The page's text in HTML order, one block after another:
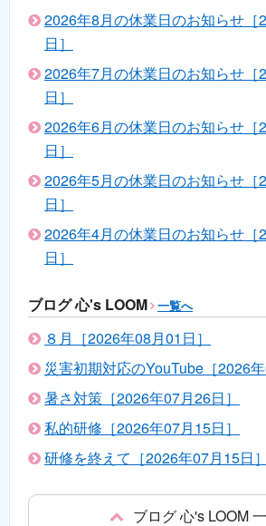
2026年8月の休業日のお知らせ［
日］
2026年7月の休業日のお知らせ［
日］
2026年6月の休業日のお知らせ［
日］
2026年5月の休業日のお知らせ［
日］
2026年4月の休業日のお知らせ［
日］
ブログ 心's LOOM 一覧へ
８月［2026年08月01日］
災害初期対応のYouTube［2026年
暑さ対策［2026年07月26日］
私的研修［2026年07月15日］
研修を終えて［2026年07月15日］
ブログ 心's LOOM